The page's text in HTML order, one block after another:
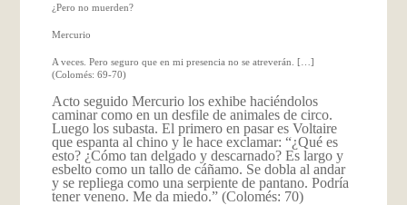
¿Pero no muerden?
Mercurio
A veces. Pero seguro que en mi presencia no se atreverán. […]
(Colomés: 69-70)
Acto seguido Mercurio los exhibe haciéndolos
caminar como en un desfile de animales de circo.
Luego los subasta. El primero en pasar es Voltaire
que espanta al chino y le hace exclamar: “¿Qué es
esto? ¿Cómo tan delgado y descarnado? Es largo y
esbelto como un tallo de cáñamo. Se dobla al andar
y se repliega como una serpiente de pantano. Podría
tener veneno. Me da miedo.” (Colomés: 70)